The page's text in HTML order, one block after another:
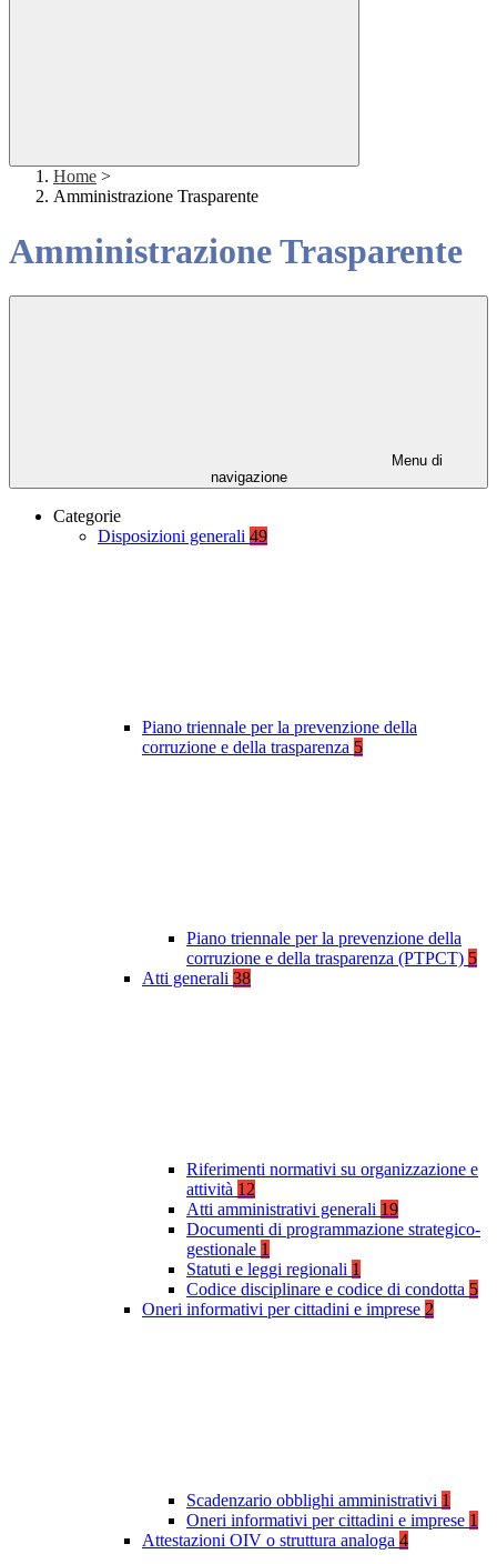
Home >
Amministrazione Trasparente
Amministrazione Trasparente
Menu di
navigazione
Categorie
Disposizioni generali 49
Piano triennale per la prevenzione della
corruzione e della trasparenza 5
Piano triennale per la prevenzione della
corruzione e della trasparenza (PTPCT) 5
Atti generali 38
Riferimenti normativi su organizzazione e
attività 12
Atti amministrativi generali 19
Documenti di programmazione strategico-
gestionale 1
Statuti e leggi regionali 1
Codice disciplinare e codice di condotta 5
Oneri informativi per cittadini e imprese 2
Scadenzario obblighi amministrativi 1
Oneri informativi per cittadini e imprese 1
Attestazioni OIV o struttura analoga 4